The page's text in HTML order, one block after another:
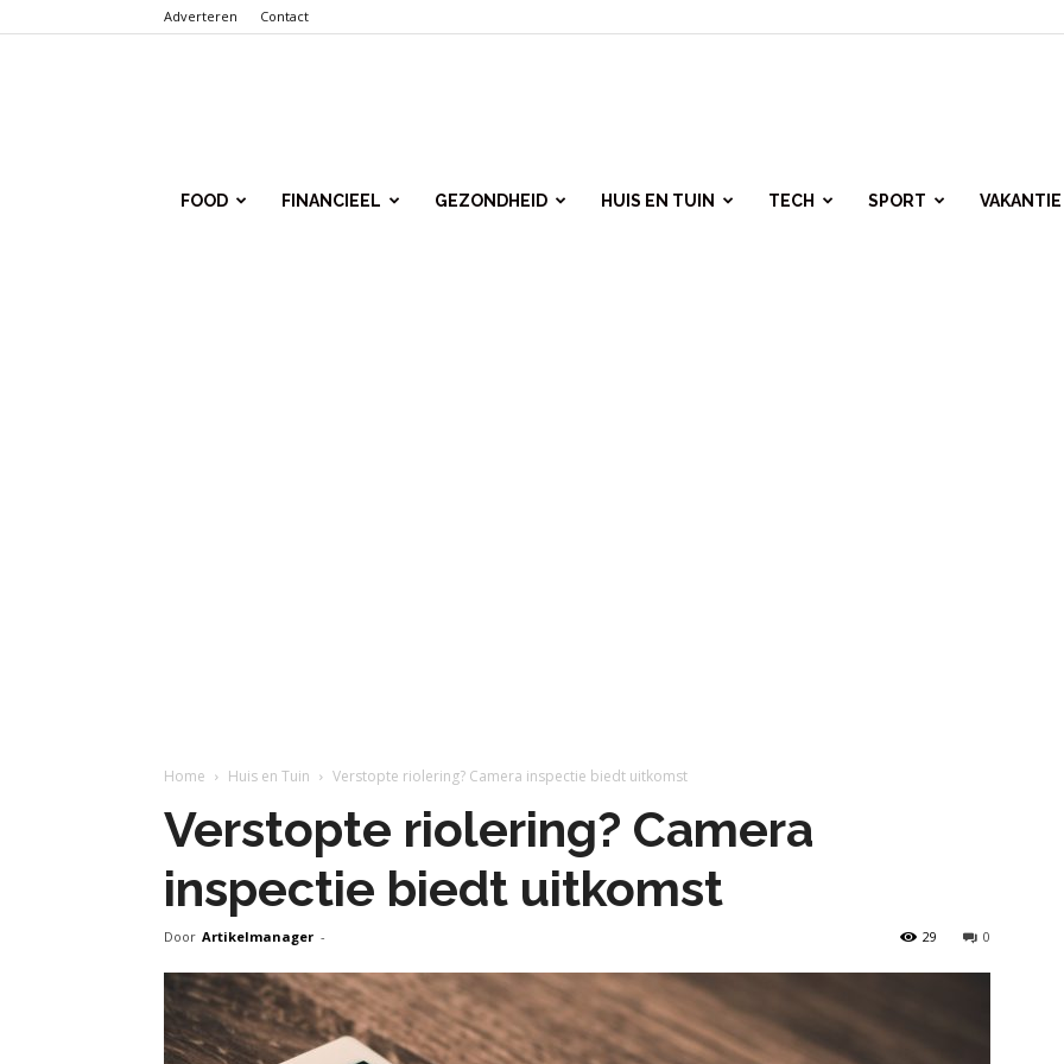
Adverteren Contact
FOOD FINANCIEEL GEZONDHEID HUIS EN TUIN TECH SPORT VAKANTIE
Home Huis en Tuin Verstopte riolering? Camera inspectie biedt uitkomst
Verstopte riolering? Camera
inspectie biedt uitkomst
Door Artikelmanager - 0
29